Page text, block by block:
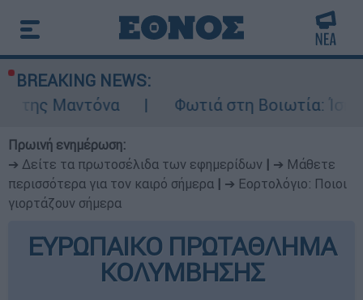
BREAKING NEWS:
Φωτιά στη Βοιωτία: Ίση με έξι
Πρωινή ενημέρωση:
➔ Δείτε τα πρωτοσέλιδα των εφημερίδων
➔ Μάθετε
περισσότερα για τον καιρό σήμερα
➔ Εορτολόγιο: Ποιοι
γιορτάζουν σήμερα
ΕΥΡΩΠΑΙΚΟ ΠΡΩΤΑΘΛΗΜΑ
ΚΟΛΥΜΒΗΣΗΣ